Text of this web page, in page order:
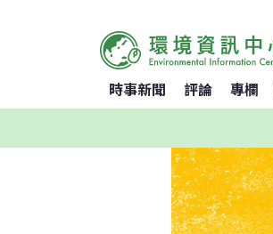
時事新聞 評論 專欄